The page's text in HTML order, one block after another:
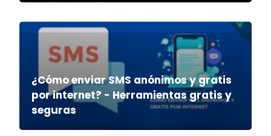
¿Cómo enviar SMS anónimos y gratis
por internet? - Herramientas gratis y
seguras